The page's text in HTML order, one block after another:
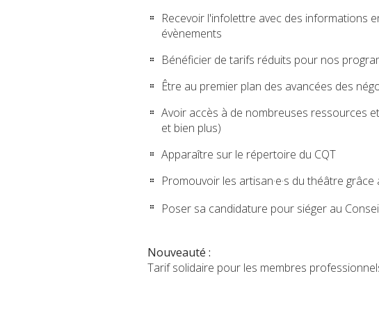
Recevoir l'infolettre avec des informations
évènements
Bénéficier de tarifs réduits pour nos
Être au premier plan des avancées des
Avoir accès à de nombreuses ressources
et bien plus)
Apparaître sur le répertoire du CQT
Promouvoir les artisan·e·s du théâtre grâce
Poser sa candidature pour siéger au
Nouveauté :
Tarif solidaire pour les membres